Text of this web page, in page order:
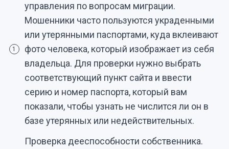
1
управления по вопросам миграции.
Мошенники часто пользуются украденными
или утерянными паспортами, куда вклеивают
фото человека, который изображает из себя
владельца. Для проверки нужно выбрать
соответствующий пункт сайта и ввести
серию и номер паспорта, который вам
показали, чтобы узнать не числится ли он в
базе утерянных или недействительных.
Проверка дееспособности собственника.